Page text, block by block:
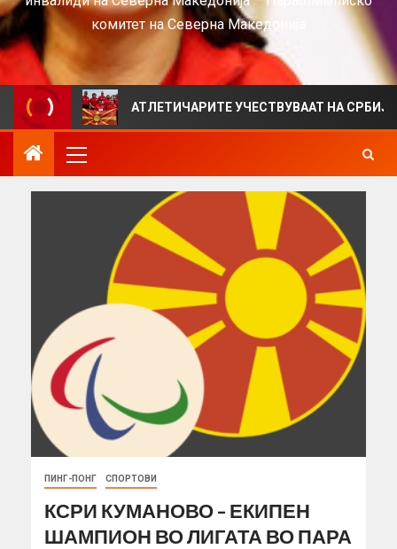
комитет на Северна Македонија
АТЛЕТИЧАРИТЕ УЧЕСТВУВААТ НА СРБИЈА ОПЕН
ПИНГ-ПОНГ СПОРТОВИ
КСРИ КУМАНОВО – ЕКИПЕН
ШАМПИОН ВО ЛИГАТА ВО ПАРА